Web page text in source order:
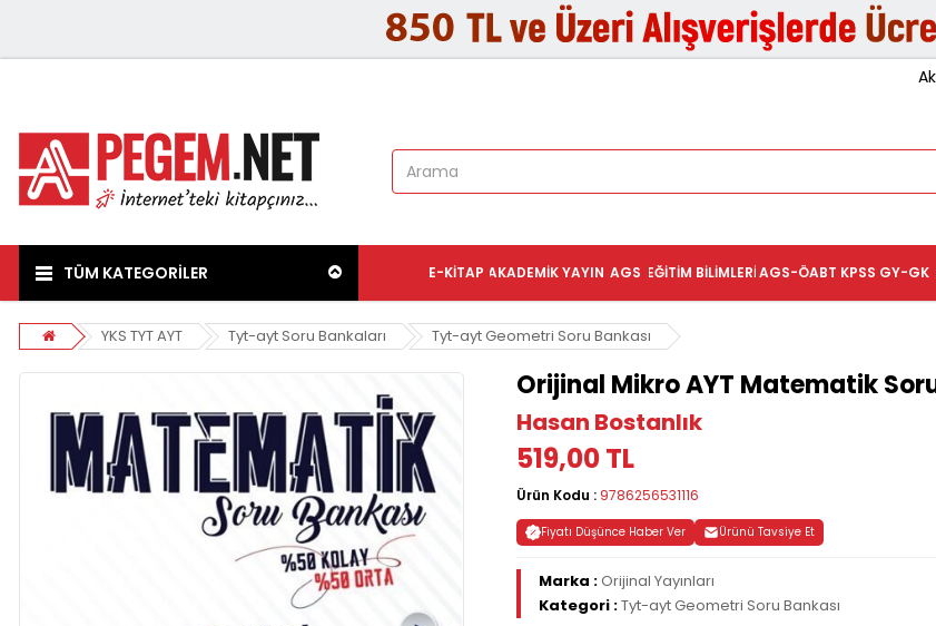
TÜM KATEGORİLER KPSS GY-GK
AGS-ÖABT
EĞITIM BILIMLERI
AGS
AKADEMIK YAYIN
E-KITAP
YKS TYT AYT Tyt-ayt Soru Bankaları Tyt-ayt Geometri Soru Bankası
Orijinal Mikro AYT Matematik
Hasan Bostanlık
519,00 TL
Ürün Kodu : 9786256531116
Fiyatı Düşünce Haber Ver Ürünü Tavsiye Et
Marka :Orijinal Yayınları
Kategori :Tyt-ayt Geometri Soru Bankası